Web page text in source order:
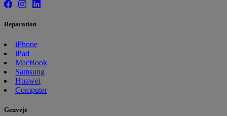
Reparation
iPhone
iPad
MacBook
Samsung
Huawei
Computer
Genveje